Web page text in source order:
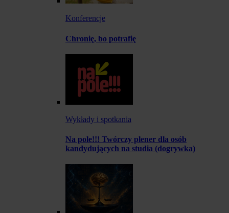
Konferencje
Chronię, bo potrafię
Wykłady i spotkania
Na pole!!! Twórczy plener dla osób
kandydujących na studia (dogrywka)